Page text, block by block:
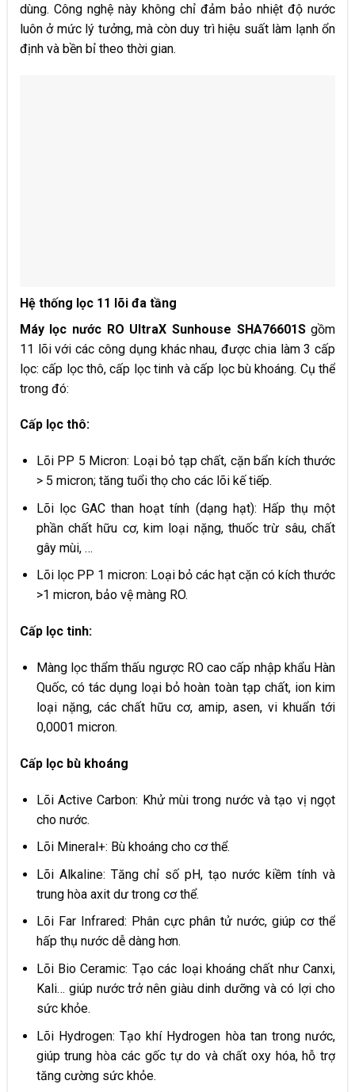
dùng. Công nghệ này không chỉ đảm bảo nhiệt độ nước
luôn ở mức lý tưởng, mà còn duy trì hiệu suất làm lạnh ổn
định và bền bỉ theo thời gian.
Hệ thống lọc 11 lõi đa tầng
Máy lọc nước RO UltraX Sunhouse SHA76601Sgồm
11 lõi với các công dụng khác nhau, được chia làm 3 cấp
lọc: cấp lọc thô, cấp lọc tinh và cấp lọc bù khoáng. Cụ thể
trong đó:
Cấp lọc thô:
Lõi PP 5 Micron: Loại bỏ tạp chất, cặn bẩn kích thước
> 5 micron; tăng tuổi thọ cho các lõi kế tiếp.
Lõi lọc GAC than hoạt tính (dạng hạt): Hấp thụ một
phần chất hữu cơ, kim loại nặng, thuốc trừ sâu, chất
gây mùi, …
Lõi lọc PP 1 micron: Loại bỏ các hạt cặn có kích thước
>1 micron, bảo vệ màng RO.
Cấp lọc tinh:
Màng lọc thẩm thấu ngược RO cao cấp nhập khẩu Hàn
Quốc, có tác dụng loại bỏ hoàn toàn tạp chất, ion kim
loại nặng, các chất hữu cơ, amip, asen, vi khuẩn tới
0,0001 micron.
Cấp lọc bù khoáng
Lõi Active Carbon: Khử mùi trong nước và tạo vị ngọt
cho nước.
Lõi Mineral+: Bù khoáng cho cơ thể.
Lõi Alkaline: Tăng chỉ số pH, tạo nước kiềm tính và
trung hòa axit dư trong cơ thể.
Lõi Far Infrared: Phân cực phân tử nước, giúp cơ thể
hấp thụ nước dễ dàng hơn.
Lõi Bio Ceramic: Tạo các loại khoáng chất như Canxi,
Kali… giúp nước trở nên giàu dinh dưỡng và có lợi cho
sức khỏe.
Lõi Hydrogen: Tạo khí Hydrogen hòa tan trong nước,
giúp trung hòa các gốc tự do và chất oxy hóa, hỗ trợ
tăng cường sức khỏe.